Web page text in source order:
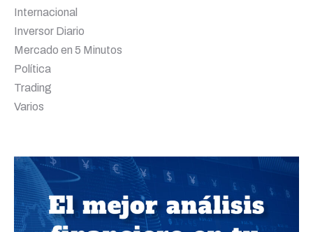
Internacional
Inversor Diario
Mercado en 5 Minutos
Política
Trading
Varios